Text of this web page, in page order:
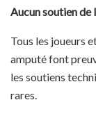
Aucun soutien de
Tous les joueurs
amputé font
les soutiens
rares.